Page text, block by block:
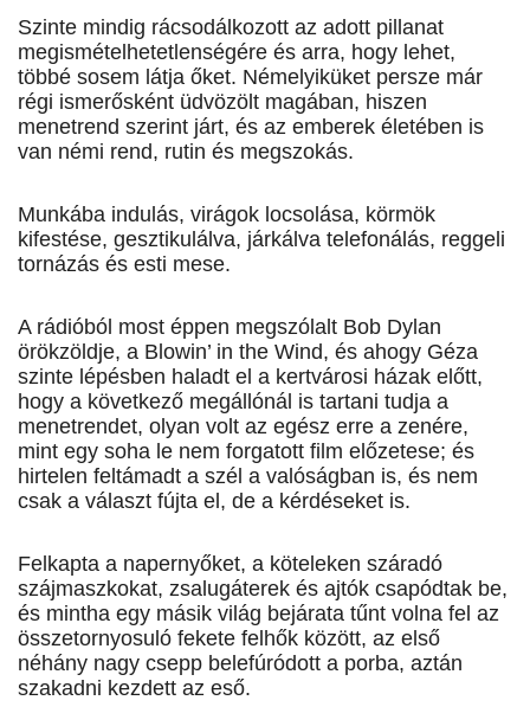
Szinte mindig rácsodálkozott az adott pillanat
megismételhetetlenségére és arra, hogy lehet,
többé sosem látja őket. Némelyiküket persze már
régi ismerősként üdvözölt magában, hiszen
menetrend szerint járt, és az emberek életében is
van némi rend, rutin és megszokás.
Munkába indulás, virágok locsolása, körmök
kifestése, gesztikulálva, járkálva telefonálás, reggeli
tornázás és esti mese.
A rádióból most éppen megszólalt Bob Dylan
örökzöldje, a Blowin’ in the Wind, és ahogy Géza
szinte lépésben haladt el a kertvárosi házak előtt,
hogy a következő megállónál is tartani tudja a
menetrendet, olyan volt az egész erre a zenére,
mint egy soha le nem forgatott film előzetese; és
hirtelen feltámadt a szél a valóságban is, és nem
csak a választ fújta el, de a kérdéseket is.
Felkapta a napernyőket, a köteleken száradó
szájmaszkokat, zsalugáterek és ajtók csapódtak be,
és mintha egy másik világ bejárata tűnt volna fel az
összetornyosuló fekete felhők között, az első
néhány nagy csepp belefúródott a porba, aztán
szakadni kezdett az eső.